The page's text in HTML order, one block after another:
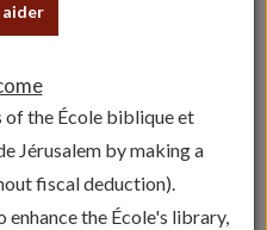
aider
the École biblique et
Jérusalem by making a
fiscal deduction).
enhance the École's library,